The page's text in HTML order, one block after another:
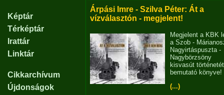
Képtár
Térképtár
Irattár
Linktár
Cikkarchívum
Újdonságok
Árpási Imre - Szilva Péter: Át a
vízválasztón - megjelent!
Megjelent a KBK
a Szob -
Nagyirtáspuszta -
Nagybörzsöny
kisvasút történetét
bemutató könyve!
(...)